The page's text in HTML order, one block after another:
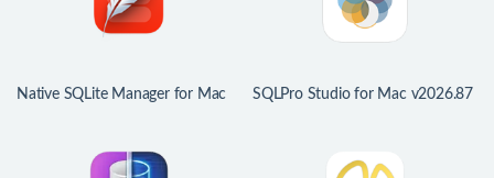
Native SQLite Manager for Mac
SQLPro Studio for Mac v2026.87